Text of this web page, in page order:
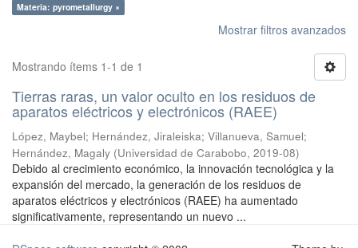
Materia: pyrometallurgy ×
Mostrar filtros avanzados
Mostrando ítems 1-1 de 1
Tierras raras, un valor oculto en los residuos de
aparatos eléctricos y electrónicos (RAEE)
López, Maybel; Hernández, Jiraleiska; Villanueva, Samuel;
Hernández, Magaly (Universidad de Carabobo, 2019-08)
Debido al crecimiento económico, la innovación tecnológica y la
expansión del mercado, la generación de los residuos de
aparatos eléctricos y electrónicos (RAEE) ha aumentado
significativamente, representando un nuevo ...